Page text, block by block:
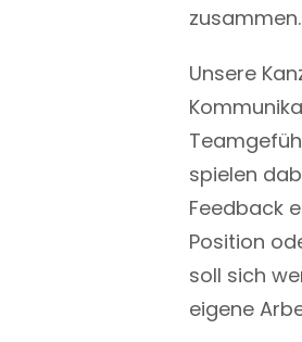
zusammen.
Unsere
spielen
Feedback
Position
soll sich
eigene